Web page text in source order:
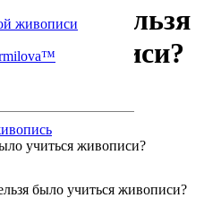
живописи
нельзя
живописи?
учиться живописи?